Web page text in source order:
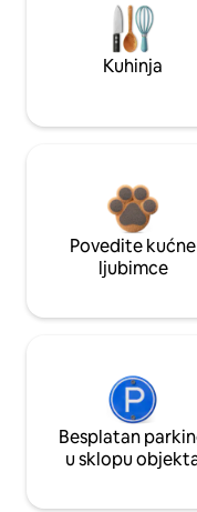
Kuhinja
Povedite kućne
ljubimce
Besplatan
u sklopu